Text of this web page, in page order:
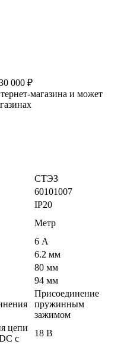
000 ₽
магазина и может
СТЭЗ
60101007
IP20
Метр
6 А
6.2 мм
80 мм
94 мм
Присоединение
пружинным
зажимом
цепи
с
18 В